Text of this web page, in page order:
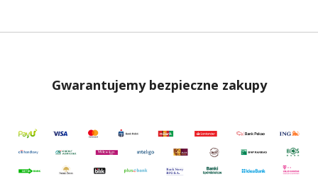
Gwarantujemy bezpieczne zakupy